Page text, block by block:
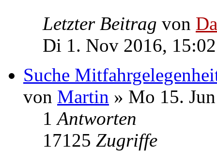
Letzter Beitrag von
Di 1. Nov 2016, 15:02
Suche
von Martin » Mo 15.
1Antworten
17125 Zugriffe